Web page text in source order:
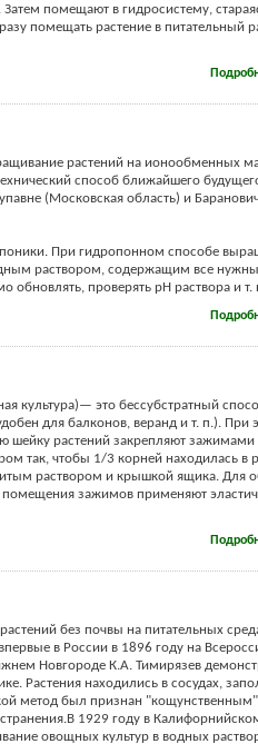
помещают в гидросистему,
помещать растение в питательный
растений на ионообменных
способ ближайшего
(Московская область) и
При гидропонном способе
раствором, содержащим все
проверять рН раствора и т.
культура)— это бессубстратный
для балконов, веранд и т. п.). При
шейку растений закрепляют
так, чтобы 1/3 корней находилась в
раствором и крышкой ящика. Для
помещения зажимов применяют
без почвы на питательных
в России в 1896 году на
Новгороде К.А. Тимирязев
Растения находились в сосудах,
метод был признан
1929 году в
овощных культур в водных